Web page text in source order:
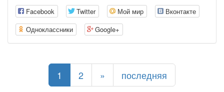
Facebook Twitter Мой мир
Вконтакте
Одноклассники
Google+
1 (current)
2 » последняя